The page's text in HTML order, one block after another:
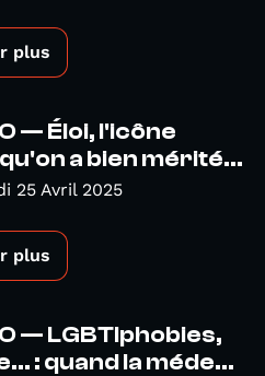
plus
— Éloi, l'icône
a bien mérité...
25 Avril 2025
plus
— LGBTIphobies,
: quand la méde...